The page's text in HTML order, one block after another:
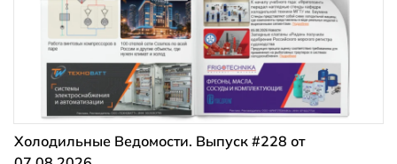
Холодильные Ведомости. Выпуск #228 от